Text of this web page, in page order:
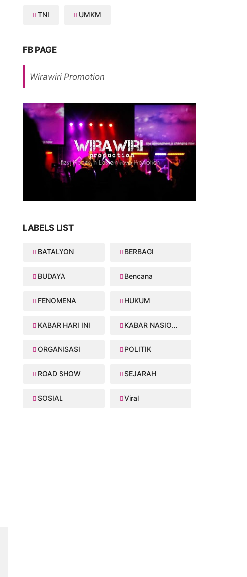
TNI UMKM
FB PAGE
Wirawiri Promotion
LABELS LIST
BATALYON BERBAGI
BUDAYA Bencana
FENOMENA HUKUM
KABAR HARI INI KABAR NASIONAL
ORGANISASI POLITIK
ROAD SHOW SEJARAH
SOSIAL Viral